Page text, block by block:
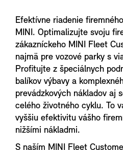
Efektívne riadenie
MINI. Optimalizujte svoju
zákazníckeho MINI Fleet
najmä pre vozové parky s
Profitujte z špeciálnych
balíkov výbavy a
prevádzkových nákladov aj
celého životného cyklu. To
vyššiu efektivitu vášho
nižšími nákladmi.
S naším MINI Fleet